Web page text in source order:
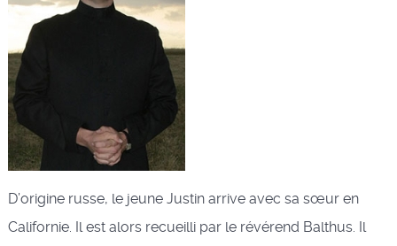
D’origine russe, le jeune Justin arrive avec sa sœur en
Californie. Il est alors recueilli par le révérend Balthus. Il